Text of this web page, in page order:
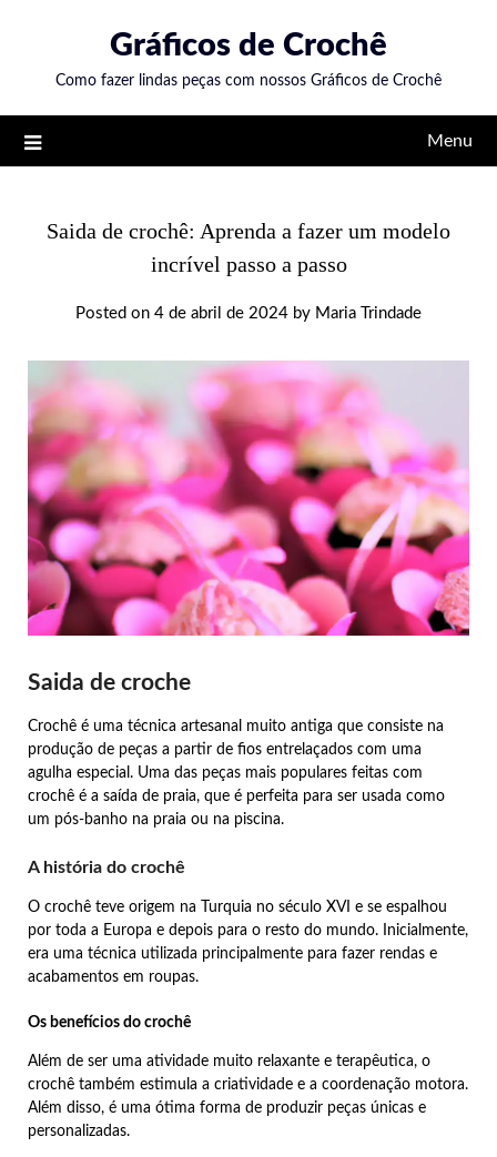
content
Gráficos de Crochê
Como fazer lindas peças com nossos Gráficos de Crochê
Menu
Saida de crochê: Aprenda a fazer um modelo
incrível passo a passo
Posted on 4 de abril de 2024 by Maria Trindade
Saida de croche
Crochê é uma técnica artesanal muito antiga que consiste na
produção de peças a partir de fios entrelaçados com uma
agulha especial. Uma das peças mais populares feitas com
crochê é a saída de praia, que é perfeita para ser usada como
um pós-banho na praia ou na piscina.
A história do crochê
O crochê teve origem na Turquia no século XVI e se espalhou
por toda a Europa e depois para o resto do mundo. Inicialmente,
era uma técnica utilizada principalmente para fazer rendas e
acabamentos em roupas.
Os benefícios do crochê
Além de ser uma atividade muito relaxante e terapêutica, o
crochê também estimula a criatividade e a coordenação motora.
Além disso, é uma ótima forma de produzir peças únicas e
personalizadas.